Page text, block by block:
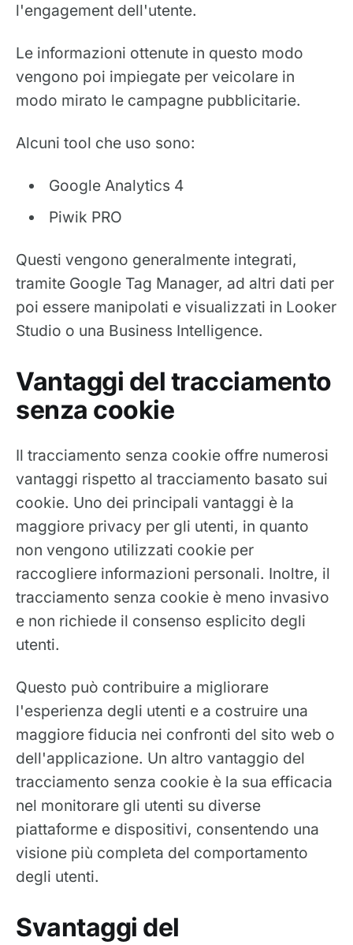
l'engagement dell'utente.
Le informazioni ottenute in questo modo
vengono poi impiegate per veicolare in
modo mirato le campagne pubblicitarie.
Alcuni tool che uso sono:
Google Analytics 4
Piwik PRO
Questi vengono generalmente integrati,
tramite Google Tag Manager, ad altri dati per
poi essere manipolati e visualizzati in Looker
Studio o una Business Intelligence.
Vantaggi del tracciamento
senza cookie
Il tracciamento senza cookie offre numerosi
vantaggi rispetto al tracciamento basato sui
cookie. Uno dei principali vantaggi è la
maggiore privacy per gli utenti, in quanto
non vengono utilizzati cookie per
raccogliere informazioni personali. Inoltre, il
tracciamento senza cookie è meno invasivo
e non richiede il consenso esplicito degli
utenti.
Questo può contribuire a migliorare
l'esperienza degli utenti e a costruire una
maggiore fiducia nei confronti del sito web o
dell'applicazione. Un altro vantaggio del
tracciamento senza cookie è la sua efficacia
nel monitorare gli utenti su diverse
piattaforme e dispositivi, consentendo una
visione più completa del comportamento
degli utenti.
Svantaggi del